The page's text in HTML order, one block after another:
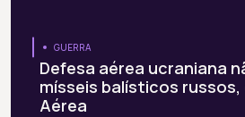
GUERRA
Defesa aérea ucraniana
mísseis balísticos russos,
Aérea